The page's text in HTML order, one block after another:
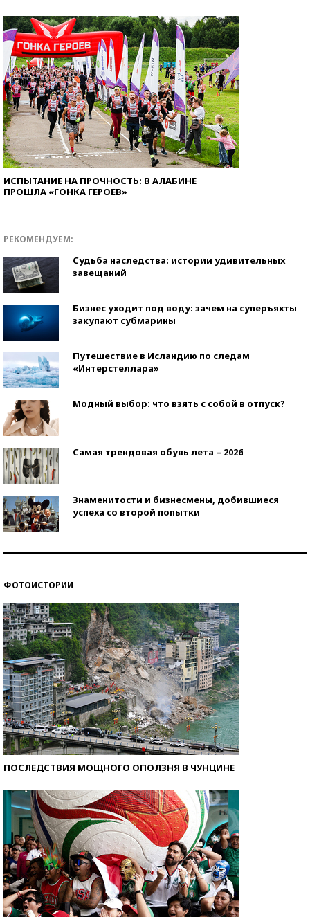
ИСПЫТАНИЕ НА ПРОЧНОСТЬ: В АЛАБИНЕ
ПРОШЛА «ГОНКА ГЕРОЕВ»
РЕКОМЕНДУЕМ:
Судьба наследства: истории удивительных
завещаний
Бизнес уходит под воду: зачем на суперъяхты
закупают субмарины
Путешествие в Исландию по следам
«Интерстеллара»
Модный выбор: что взять с собой в отпуск?
Самая трендовая обувь лета – 2026
Знаменитости и бизнесмены, добившиеся
успеха со второй попытки
ФОТОИСТОРИИ
ПОСЛЕДСТВИЯ МОЩНОГО ОПОЛЗНЯ В ЧУНЦИНЕ